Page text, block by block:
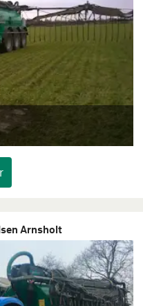
Arnsholt